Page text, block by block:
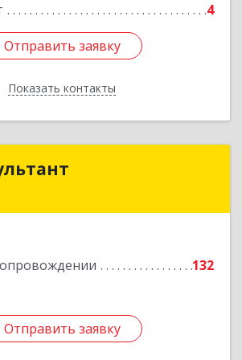
4
Отправить заявку
Показать контакты
Отправить заявку
Назад
132
Отправить заявку
АзовКонсультант
Подробнее
Отправить заявку